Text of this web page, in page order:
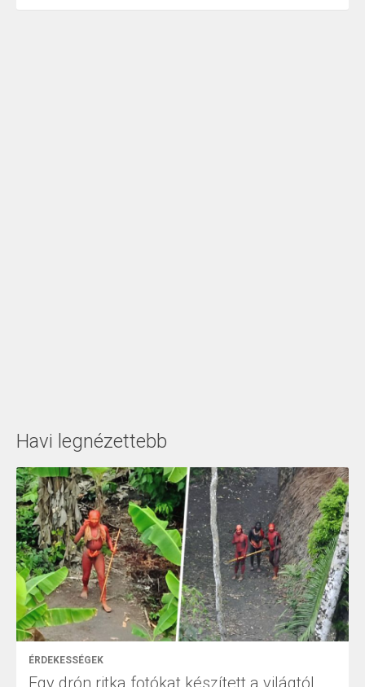
Havi legnézettebb
ÉRDEKESSÉGEK
Egy drón ritka fotókat készített a világtól